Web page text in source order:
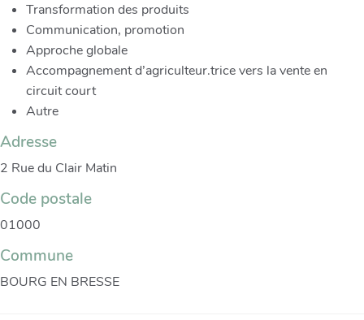
Transformation des produits
Communication, promotion
Approche globale
Accompagnement d’agriculteur.trice vers la vente en
circuit court
Autre
Adresse
2 Rue du Clair Matin
Code postale
01000
Commune
BOURG EN BRESSE